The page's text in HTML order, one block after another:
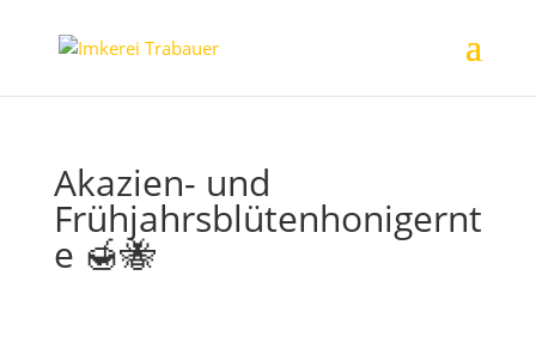
Akazien- und
Frühjahrsblütenhonigernt
e 🍯🐝